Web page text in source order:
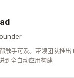
触手可及。带领团队推出
到全自动应用构建